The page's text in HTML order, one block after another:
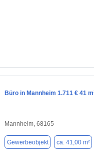
Büro in Mannheim 1.711 € 41
Mannheim, 68165
Gewerbeobjekt ca. 41,00 m²